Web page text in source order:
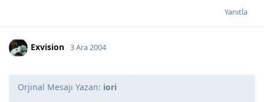
Yanıtla
Exvision 3 Ara 2004
Orjinal Mesajı Yazan: iori